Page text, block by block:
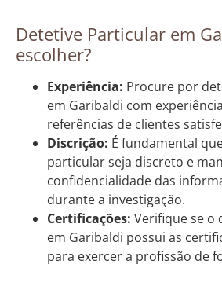
Detetive Particular em
escolher?
Experiência: Procure por
em Garibaldi com
referências de clientes
Discrição: É fundamental
particular seja discreto e
confidencialidade das
durante a investigação.
Certificações: Verifique se o
em Garibaldi possui as
para exercer a profissão de